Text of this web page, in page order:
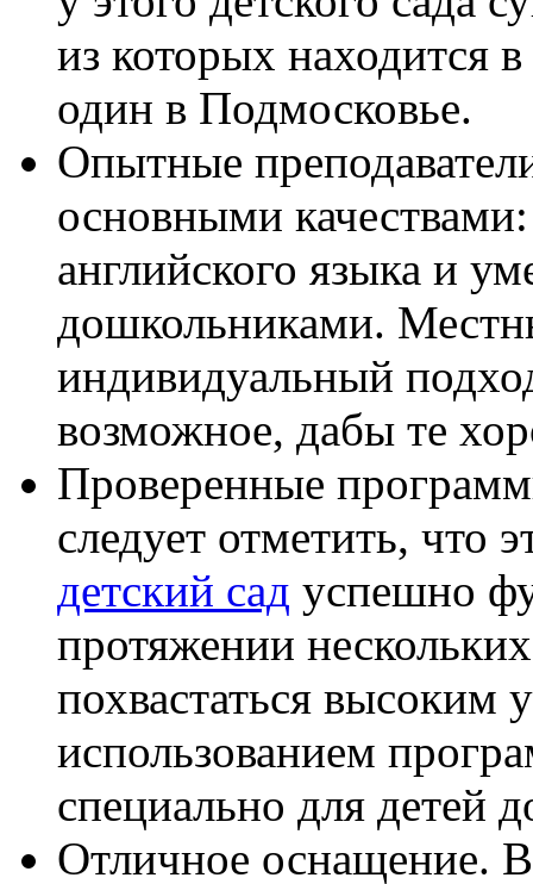
из которых находится
один в Подмосковье.
Опытные
основными
английского языка и
дошкольниками.
индивидуальный
возможное, дабы те
Проверенные
следует отметить, что
детский сад успешно
протяжении
похвастаться высоким
использованием
специально для детей
Отличное оснащение.